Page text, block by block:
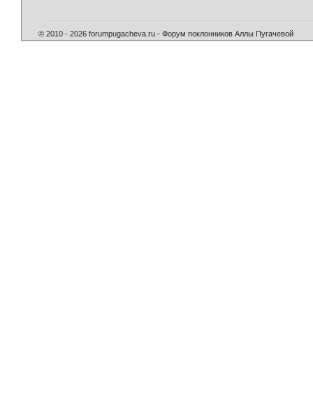
© 2010 - 2026 forumpugacheva.ru - Форум поклонников Аллы Пугачевой